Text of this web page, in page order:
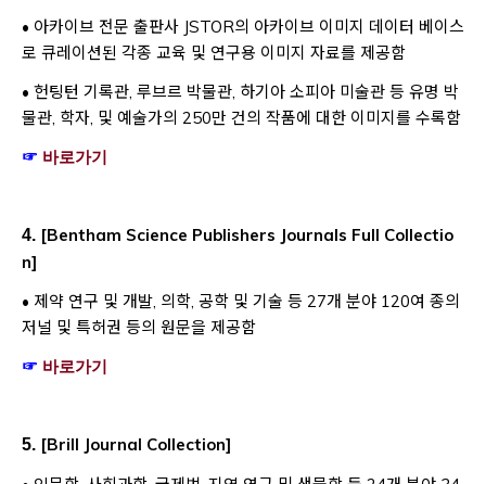
• 아카이브 전문 출판사 JSTOR의 아카이브 이미지 데이터 베이스
로 큐레이션된 각종 교육 및 연구용 이미지 자료를 제공함
• 헌팅턴 기록관, 루브르 박물관, 하기아 소피아 미술관 등 유명 박
물관, 학자, 및 예술가의 250만 건의 작품에 대한 이미지를 수록함
☞ 바로가기
4. [Bentham Science Publishers Journals Full Collectio
n]
• 제약 연구 및 개발, 의학, 공학 및 기술 등 27개 분야 120여 종의
저널 및 특허권 등의 원문을 제공함
☞ 바로가기
5. [Brill Journal Collection]